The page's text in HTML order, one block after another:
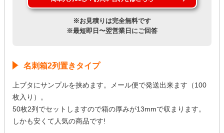
※お見積りは完全無料です
※最短即日〜翌営業日にご回答
名刺箱2列置きタイプ
上ブタにサンプルを挟めます。メール便で発送出来ます（100
枚入り）。
50枚2列でセットしますので箱の厚みが13mmで収まります。
しかも安くて人気の商品です!